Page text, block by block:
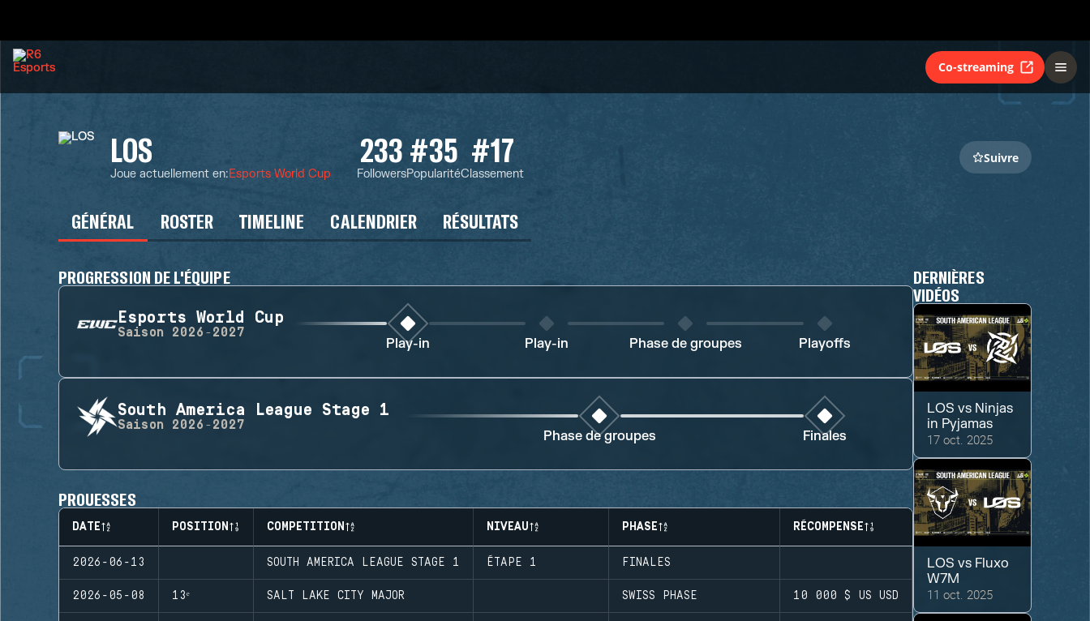
Co-streaming
LOS
Joue actuellement en:Esports World Cup
233
Followers
#35
Popularité
#17
Classement
Suivre
GÉNÉRAL ROSTER TIMELINE CALENDRIER RÉSULTATS
PROGRESSION DE L'ÉQUIPE
Esports World Cup
Saison 2026-2027
Play-in Play-in Phase de groupes Playoffs
South America League Stage 1
Saison 2026-2027
Phase de groupes Finales
PROUESSES
DATE POSITION COMPETITION NIVEAU PHASE RÉCOMPENSE
2026-06-13 SOUTH AMERICA LEAGUE STAGE 1 ÉTAPE 1 FINALES
2026-05-08 13ᵉ SALT LAKE CITY MAJOR SWISS PHASE 10 000 $ US USD
DERNIÈRES
VIDÉOS
LOS vs Ninjas
in Pyjamas
17 oct. 2025
LOS vs Fluxo
W7M
11 oct. 2025